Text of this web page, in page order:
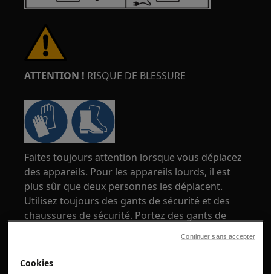
ATTENTION ! RISQUE DE BLESSURE
Faites toujours attention lorsque vous déplacez
des appareils. Pour les appareils lourds, il est
plus sûr que deux personnes les déplacent.
Utilisez toujours des gants de sécurité et des
chaussures de sécurité. Portez des gants de
coupures dues aux bords tranchants.
Cookies
Continuer sans accepter